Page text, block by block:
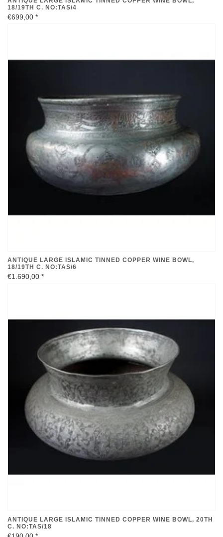
18/19TH C. NO:TAS/4
€699,00 *
ANTIQUE LARGE ISLAMIC TINNED COPPER WINE BOWL,
18/19TH C. NO:TAS/6
€1.690,00 *
ANTIQUE LARGE ISLAMIC TINNED COPPER WINE BOWL, 20TH
C. NO:TAS/18